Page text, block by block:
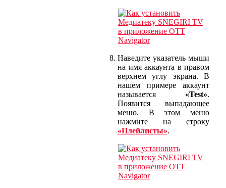
Наведите указатель мыши
на имя аккаунта в правом
верхнем углу экрана. В
нашем примере аккаунт
называется «Test».
Появится выпадающее
меню. В этом меню
нажмите на строку
«Плейлисты».